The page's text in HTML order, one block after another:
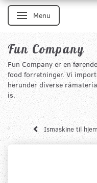
Skifte navigation
Menu
Fun Company
Fun Company er en
food forretninger. Vi
herunder diverse
is.
Ismaskine til